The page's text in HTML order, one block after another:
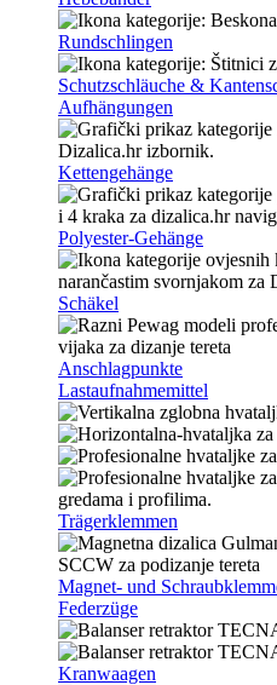
Rundschlingen
Schutzschläuche &
Aufhängungen
Kettengehänge
Polyester-Gehänge
Schäkel
Anschlagpunkte
Lastaufnahmemittel
Trägerklemmen
Magnet- und
Federzüge
Kranwaagen